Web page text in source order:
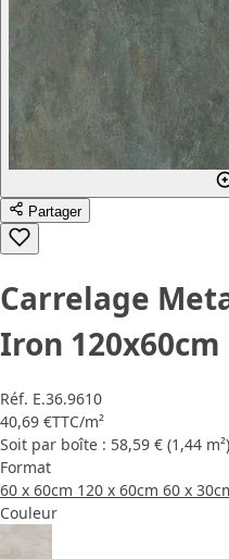
Partager
Carrelage
Iron 120x60cm
Réf. E.36.9610
40,69 €TTC/m²
Soit par boîte : 58,59 € (1,44 m²)
Format
60 x 60cm 120 x 60cm 60 x
Couleur